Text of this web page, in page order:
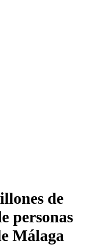
de
personas
Málaga